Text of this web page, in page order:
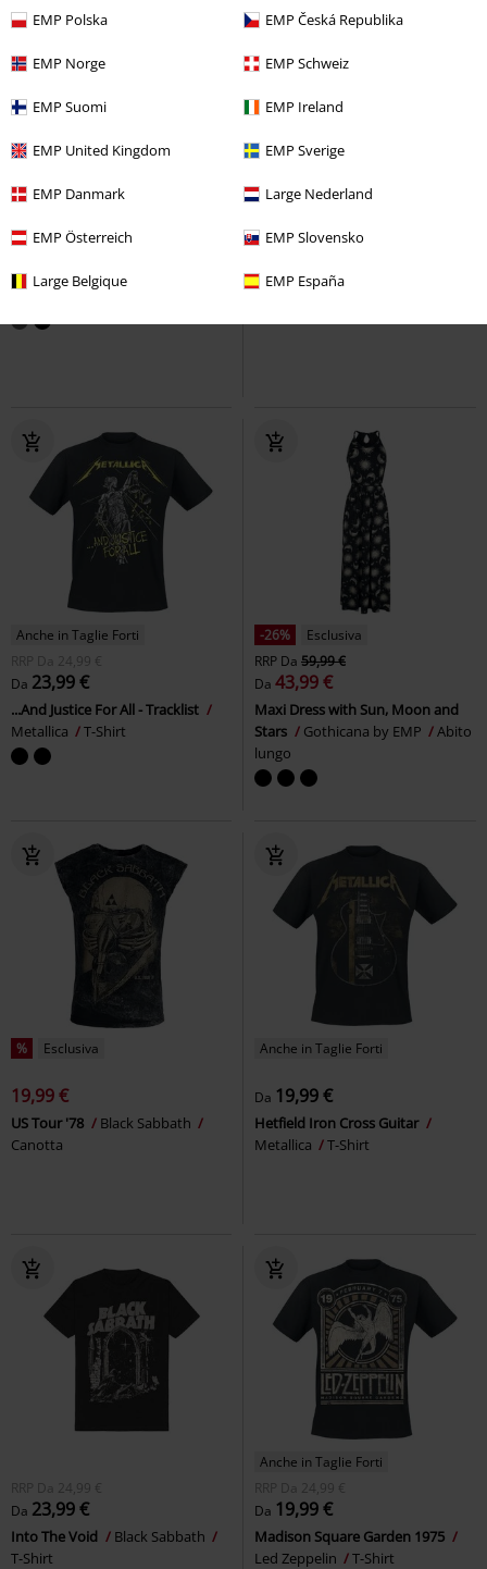
EMP Polska EMP Česká Republika
EMP Norge EMP Schweiz
EMP Suomi EMP Ireland
EMP United Kingdom EMP Sverige
EMP Danmark Large Nederland
EMP Österreich EMP Slovensko
Large Belgique EMP España
26,99 €
Basic RED by EMP
RRP 59,99 €
30,39 €
Free Spirit Shorts
Anche in Taglie Forti
RRP
Da 24,99 €
Da 23,99 €
...And Justice For All - Tracklist
Metallica
T-Shirt
-26%
Esclusiva
RRP Da 59,99 €
Da 43,99 €
Maxi Dress with Sun, Moon and
Stars
Gothicana by EMP
Abito
lungo
% Esclusiva
19,99 €
US Tour '78
Black Sabbath
Canotta
Anche in Taglie Forti
Da 19,99 €
Hetfield Iron Cross Guitar
Metallica
T-Shirt
RRP Da 24,99 €
Da 23,99 €
Into The Void
Black Sabbath
T-Shirt
Anche in Taglie Forti
RRP
Da 24,99 €
Da 19,99 €
Madison Square Garden 1975
Led Zeppelin
T-Shirt